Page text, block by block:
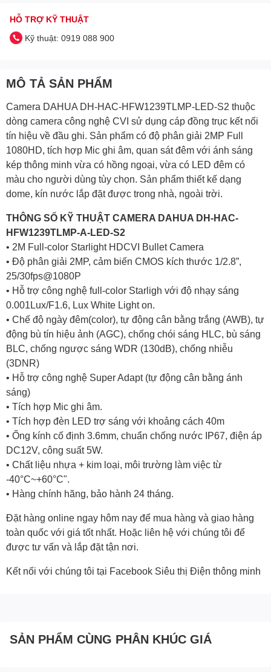
HỖ TRỢ KỸ THUẬT
Kỹ thuật: 0919 088 900
MÔ TẢ SẢN PHẨM
Camera DAHUA DH-HAC-HFW1239TLMP-LED-S2 thuộc
dòng camera công nghệ CVI sử dụng cáp đồng trục kết nối
tín hiệu về đầu ghi. Sản phẩm có độ phân giải 2MP Full
1080HD, tích hợp Mic ghi âm, quan sát đêm với ánh sáng
kép thông minh vừa có hồng ngoại, vừa có LED đêm có
màu cho người dùng tùy chọn. Sản phẩm thiết kế dạng
dome, kín nước lắp đặt được trong nhà, ngoài trời.
THÔNG SỐ KỸ THUẬT CAMERA DAHUA DH-HAC-
HFW1239TLMP-A-LED-S2
• 2M Full-color Starlight HDCVI Bullet Camera
• Độ phân giải 2MP, cảm biến CMOS kích thước 1/2.8”,
25/30fps@1080P
• Hỗ trợ công nghệ full-color Starligh với độ nhạy sáng
0.001Lux/F1.6, Lux White Light on.
• Chế độ ngày đêm(color), tự động cân bằng trắng (AWB), tự
động bù tín hiệu ảnh (AGC), chống chói sáng HLC, bù sáng
BLC, chống ngược sáng WDR (130dB), chống nhiễu
(3DNR)
• Hỗ trợ công nghệ Super Adapt (tự động cân bằng ánh
sáng)
• Tích hợp Mic ghi âm.
• Tích hợp đèn LED trợ sáng với khoảng cách 40m
• Ống kính cố định 3.6mm, chuẩn chống nước IP67, điện áp
DC12V, công suất 5W.
• Chất liệu nhựa + kim loại, môi trường làm việc từ
-40°C~+60°C".
• Hàng chính hãng, bảo hành 24 tháng.
Đặt hàng online ngay hôm nay để mua hàng và giao hàng
toàn quốc với giá tốt nhất. Hoặc liên hệ với chúng tôi để
được tư vấn và lắp đặt tận nơi.
Kết nối với chúng tôi tại Facebook Siêu thị Điện thông minh
SẢN PHẨM CÙNG PHÂN KHÚC GIÁ